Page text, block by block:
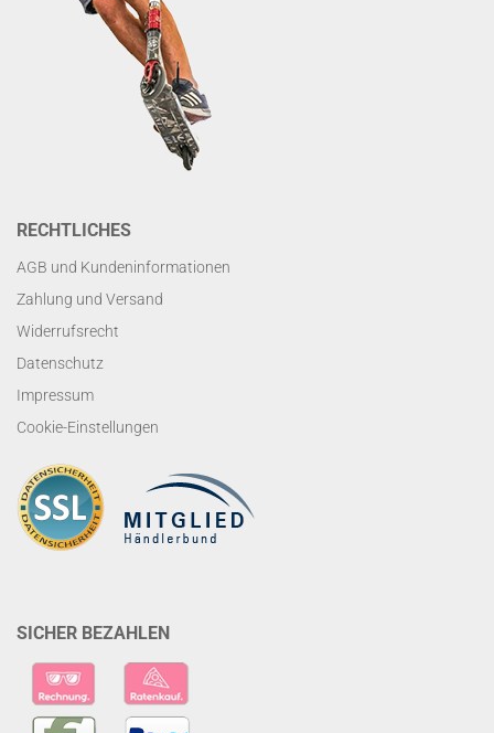
RECHTLICHES
AGB und Kundeninformationen
Zahlung und Versand
Widerrufsrecht
Datenschutz
Impressum
Cookie-Einstellungen
SICHER BEZAHLEN